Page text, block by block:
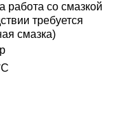
работа со смазкой
требуется
смазка)